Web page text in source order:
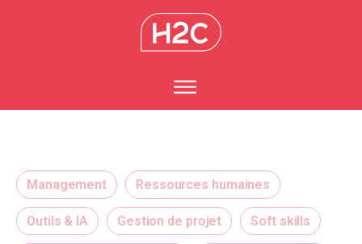
Management Ressources humaines
Outils & IA Gestion de projet Soft skills